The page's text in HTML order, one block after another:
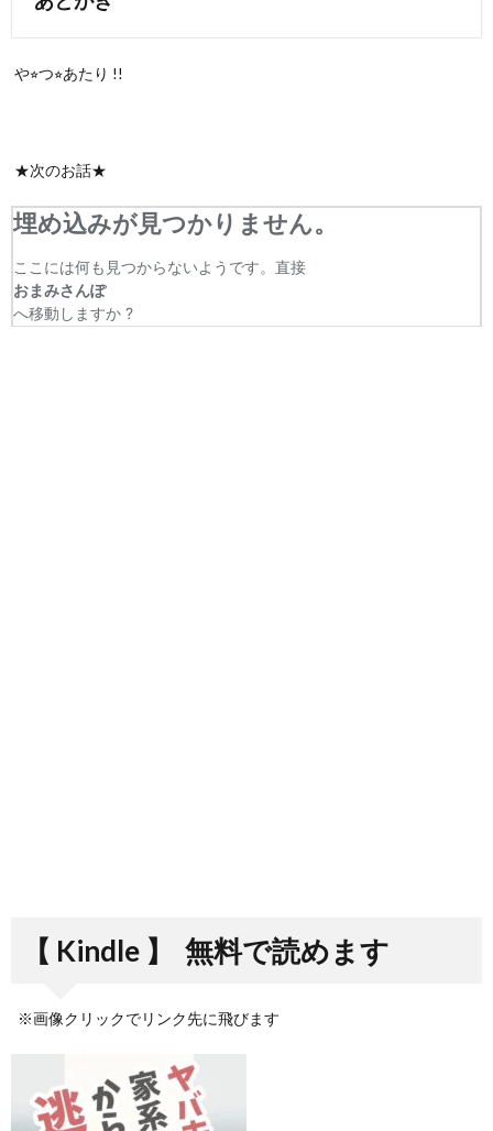
や⭐︎つ⭐︎あたり !!
★次のお話★
【 Kindle 】 無料で読めます
※画像クリックでリンク先に飛びます